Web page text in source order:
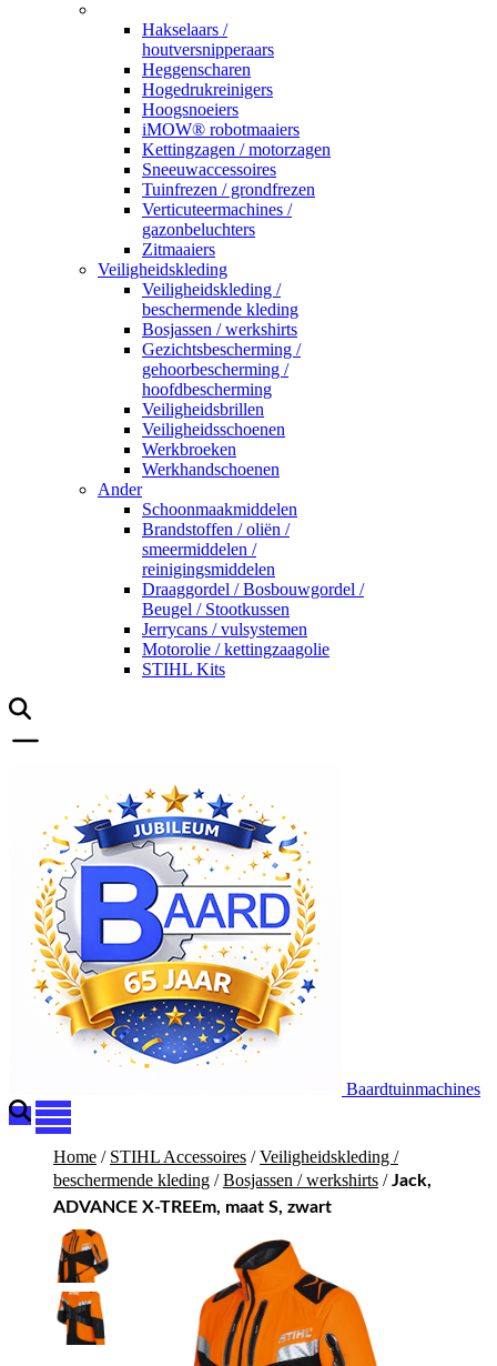
Hakselaars /
houtversnipperaars
Heggenscharen
Hogedrukreinigers
Hoogsnoeiers
iMOW® robotmaaiers
Kettingzagen / motorzagen
Sneeuwaccessoires
Tuinfrezen / grondfrezen
Verticuteermachines /
gazonbeluchters
Zitmaaiers
Veiligheidskleding
Veiligheidskleding /
beschermende kleding
Bosjassen / werkshirts
Gezichtsbescherming /
gehoorbescherming /
hoofdbescherming
Veiligheidsbrillen
Veiligheidsschoenen
Werkbroeken
Werkhandschoenen
Ander
Schoonmaakmiddelen
Brandstoffen / oliën /
smeermiddelen /
reinigingsmiddelen
Draaggordel / Bosbouwgordel /
Beugel / Stootkussen
Jerrycans / vulsystemen
Motorolie / kettingzaagolie
STIHL Kits
Baardtuinmachines
Home / STIHL Accessoires /Veiligheidskleding /
beschermende kleding /Bosjassen / werkshirts /Jack,
ADVANCE X-TREEm, maat S, zwart